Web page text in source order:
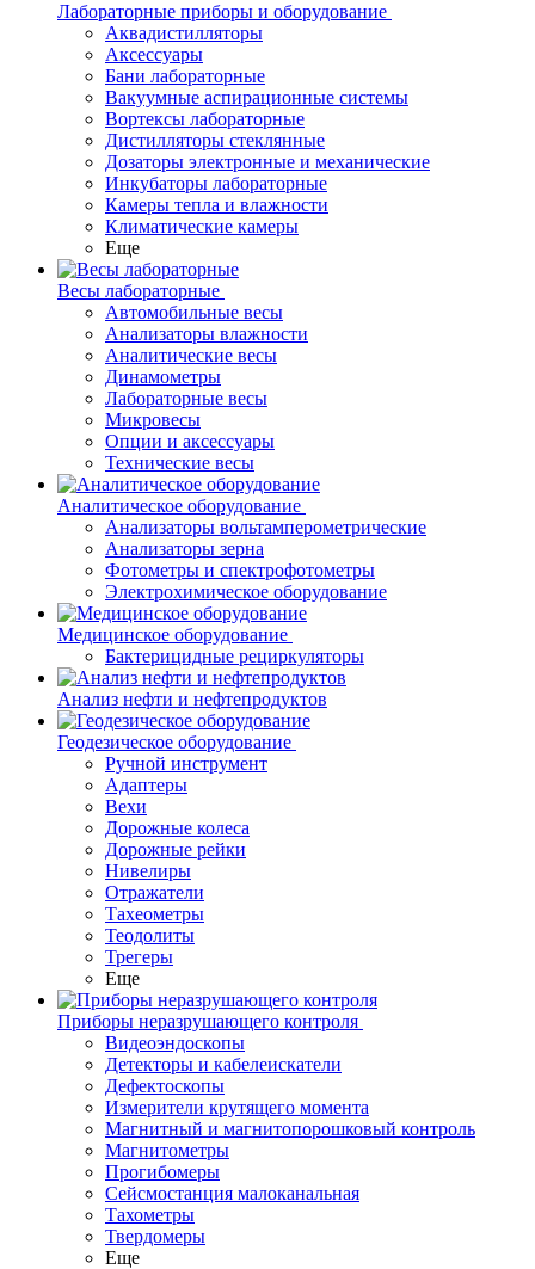
Лабораторные приборы и оборудование
Аквадистилляторы
Аксессуары
Бани лабораторные
Вакуумные аспирационные системы
Вортексы лабораторные
Дистилляторы стеклянные
Дозаторы электронные и механические
Инкубаторы лабораторные
Камеры тепла и влажности
Климатические камеры
Еще
Весы лабораторные
Автомобильные весы
Анализаторы влажности
Аналитические весы
Динамометры
Лабораторные весы
Микровесы
Опции и аксессуары
Технические весы
Аналитическое оборудование
Анализаторы вольтамперометрические
Анализаторы зерна
Фотометры и спектрофотометры
Электрохимическое оборудование
Медицинское оборудование
Бактерицидные рециркуляторы
Анализ нефти и нефтепродуктов
Геодезическое оборудование
Ручной инструмент
Адаптеры
Вехи
Дорожные колеса
Дорожные рейки
Нивелиры
Отражатели
Тахеометры
Теодолиты
Трегеры
Еще
Приборы неразрушающего контроля
Видеоэндоскопы
Детекторы и кабелеискатели
Дефектоскопы
Измерители крутящего момента
Магнитный и магнитопорошковый контроль
Магнитометры
Прогибомеры
Сейсмостанция малоканальная
Тахометры
Твердомеры
Еще